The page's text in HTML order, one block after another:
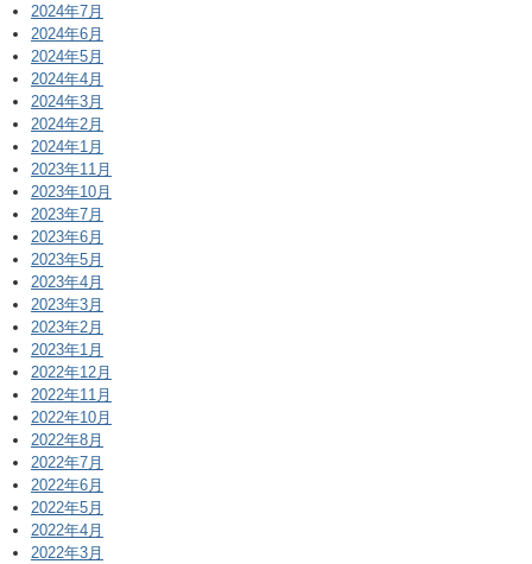
2024年7月
2024年6月
2024年5月
2024年4月
2024年3月
2024年2月
2024年1月
2023年11月
2023年10月
2023年7月
2023年6月
2023年5月
2023年4月
2023年3月
2023年2月
2023年1月
2022年12月
2022年11月
2022年10月
2022年8月
2022年7月
2022年6月
2022年5月
2022年4月
2022年3月